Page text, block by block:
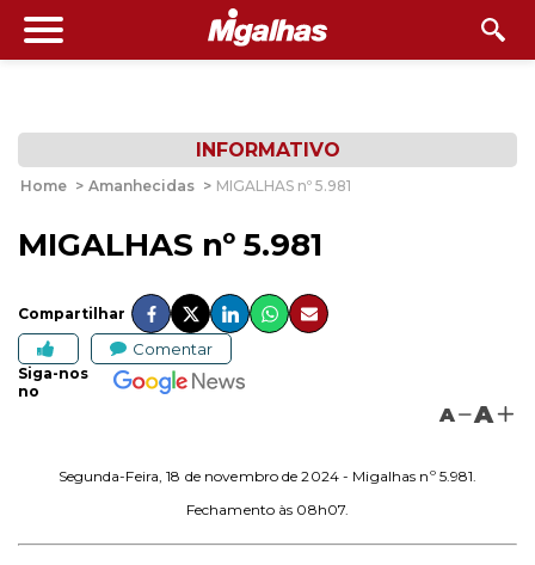
INFORMATIVO
Home > Amanhecidas > MIGALHAS nº 5.981
MIGALHAS nº 5.981
Compartilhar
Comentar
Siga-nos
no
A A
Segunda-Feira, 18 de novembro de 2024 - Migalhas nº 5.981.
Fechamento às 08h07.